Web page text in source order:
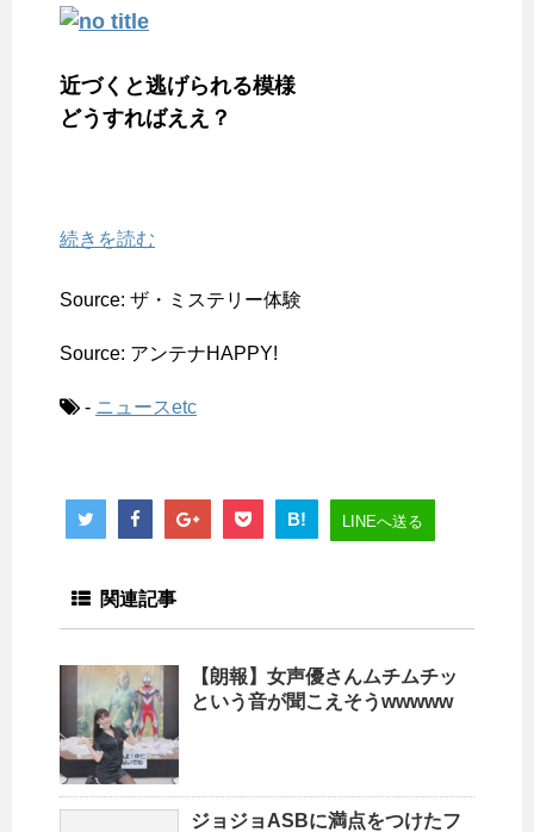
近づくと逃げられる模様
どうすればええ？
続きを読む
Source: ザ・ミステリー体験
Source: アンテナHAPPY!
- ニュースetc
B! LINEへ送る
関連記事
【朗報】女声優さんムチムチッ
という音が聞こえそうwwwww
ジョジョASBに満点をつけたフ